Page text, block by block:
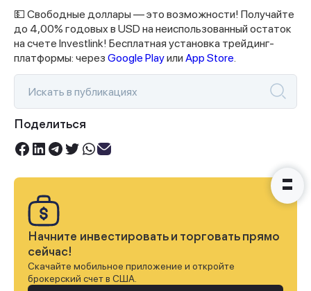
💵 Свободные доллары — это возможности! Получайте
до 4,00% годовых в USD на неиспользованный остаток
на счете Investlink! Бесплатная установка трейдинг-
платформы: через Google Playили App Store.
Поделиться
Начните инвестировать и торговать прямо
сейчас!
Скачайте мобильное приложение и откройте
брокерский счет в США.
Спасибо за заявку
Наши консультанты свяжутся с
вами в ближайшее время